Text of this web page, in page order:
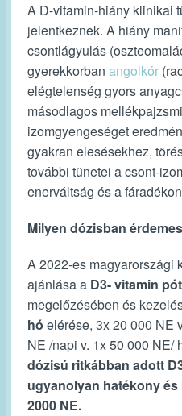
A D-vitamin-hiány klinikai
jelentkeznek. A hiány
csontlágyulás
gyerekkorban angolkór
elégtelenség gyors
másodlagos
izomgyengeséget
gyakran elesésekhez,
további tünetei a csont-
enerváltság és a
Milyen dózisban
A 2022-es magyarországi
ajánlása a D3- vitamin
megelőzésében és
hó elérése, 3x 20 000 NE
NE /napi v. 1x 50 000 NE/
dózisú ritkábban adott
ugyanolyan hatékony
2000 NE.